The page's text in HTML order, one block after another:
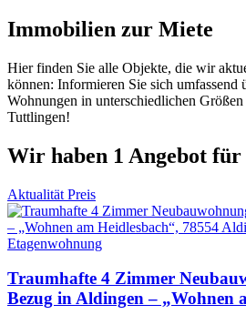
Immobilien zur Miete
Hier finden Sie alle Objekte, die wir
können: Informieren Sie sich umfassend
Wohnungen in unterschiedlichen
Tuttlingen!
Wir haben 1 Angebot für
Aktualität Preis
Traumhafte 4 Zimmer
Bezug in Aldingen – „Wohnen